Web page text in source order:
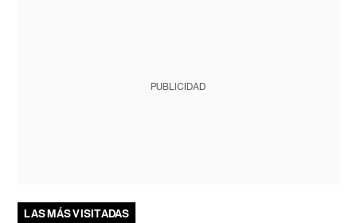
PUBLICIDAD
LAS MÁS VISITADAS